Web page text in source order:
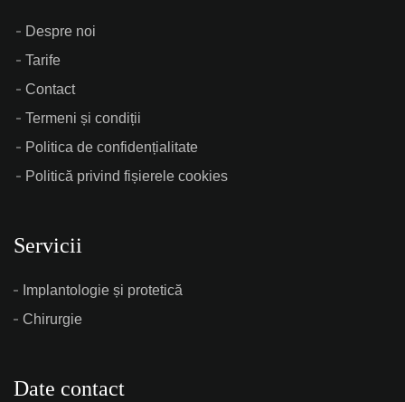
Despre noi
Tarife
Contact
Termeni și condiții
Politica de confidențialitate
Politică privind fișierele cookies
Servicii
Implantologie și protetică
Chirurgie
Date contact